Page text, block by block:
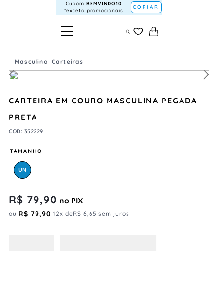
Cupom BEMVINDO10
*exceto promocionais
COPIAR
Masculino Carteiras
CARTEIRA EM COURO MASCULINA PEGADA
PRETA
COD: 352229
TAMANHO
UN
R$ 79,90 no PIX
ou R$ 79,90 12x deR$ 6,65 sem juros